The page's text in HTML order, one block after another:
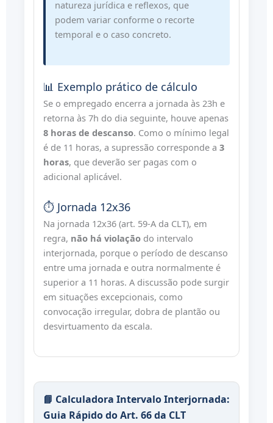
natureza jurídica e reflexos, que
podem variar conforme o recorte
temporal e o caso concreto.
📊 Exemplo prático de cálculo
Se o empregado encerra a jornada às 23h e
retorna às 7h do dia seguinte, houve apenas
8 horas de descanso. Como o mínimo legal
é de 11 horas, a supressão corresponde a 3
horas, que deverão ser pagas com o
adicional aplicável.
⏱️ Jornada 12x36
Na jornada 12x36 (art. 59-A da CLT), em
regra, não há violação do intervalo
interjornada, porque o período de descanso
entre uma jornada e outra normalmente é
superior a 11 horas. A discussão pode surgir
em situações excepcionais, como
convocação irregular, dobra de plantão ou
desvirtuamento da escala.
📘 Calculadora Intervalo Interjornada:
Guia Rápido do Art. 66 da CLT